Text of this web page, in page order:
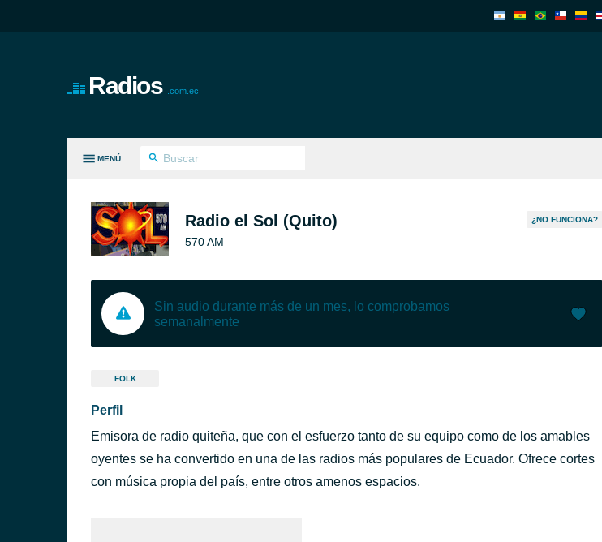
Radios .com.ec
MENÚ
Radio el Sol (Quito)
570 AM
¿NO FUNCIONA?
Sin audio durante más de un mes, lo comprobamos
semanalmente
FOLK
Perfil
Emisora de radio quiteña, que con el esfuerzo tanto de su equipo como de los amables
oyentes se ha convertido en una de las radios más populares de Ecuador. Ofrece cortes
con música propia del país, entre otros amenos espacios.